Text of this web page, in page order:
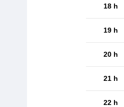
18 h
19 h
20 h
21 h
22 h